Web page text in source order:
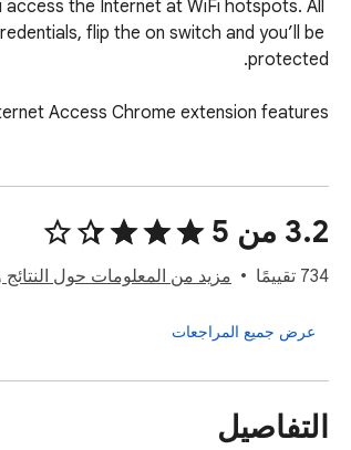
the Internet at WiFi hotspots. All
flip the on switch and you’ll be
IP address allows you to blend in with
‫3.2 من 5
‫734 تقييمًا مزيد من المعلومات حول
عرض جميع المراجعات
التفاصيل